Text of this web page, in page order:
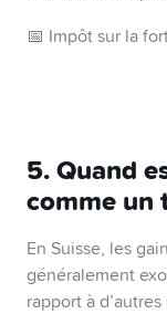
📅 Impôt sur la
5. Quand
comme un
En Suisse, les
généralement
rapport à